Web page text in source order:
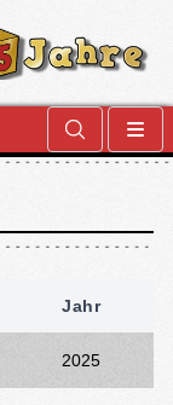
Jahr
2025